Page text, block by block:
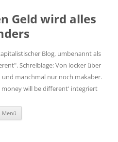
Geld wird alles
Blog, umbenannt als
Schreiblage: Von locker über
manchmal nur noch makaber.
money will be different' integriert
Menü